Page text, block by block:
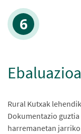
Rural Kutxak
Dokumentazio
harremanetan